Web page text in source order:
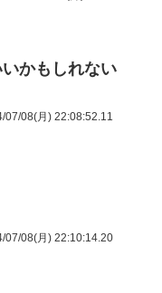
かもしれない
07/08(月) 22:08:52.11
07/08(月) 22:10:14.20